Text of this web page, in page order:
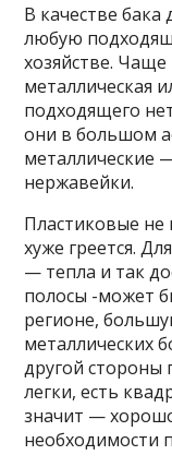
В качестве бака
любую
хозяйстве.
металлическая
подходящего
они в большом
металлические
нержавейки.
Пластиковые не
хуже греется.
— тепла и так
полосы -может
регионе,
металлических
другой стороны
легки, есть
значит —
необходимости